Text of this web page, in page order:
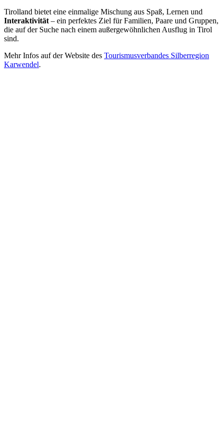
Tirolland bietet eine einmalige Mischung aus Spaß, Lernen und
Interaktivität – ein perfektes Ziel für Familien, Paare und Gruppen,
die auf der Suche nach einem außergewöhnlichen Ausflug in Tirol
sind.
Mehr Infos auf der Website des Tourismusverbandes Silberregion
Karwendel.